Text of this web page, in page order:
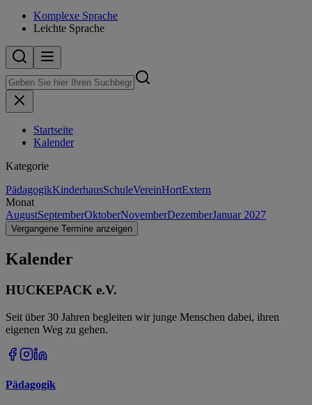
Komplexe Sprache
Leichte Sprache
Startseite
Kalender
Kategorie
PädagogikKinderhausSchuleVereinHortExtern
Monat
AugustSeptemberOktoberNovemberDezemberJanuar 2027
Vergangene Termine anzeigen
Kalender
HUCKEPACK e.V.
Seit über 30 Jahren begleiten wir junge Menschen dabei, ihren
eigenen Weg zu gehen.
Pädagogik